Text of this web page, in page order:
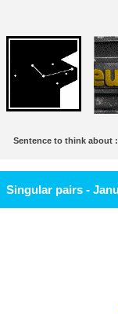
Sentence to think about :
Singular pairs -